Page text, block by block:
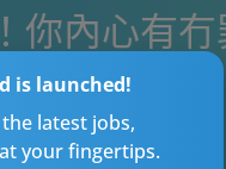
is launched!
latest jobs,
your fingertips.
你內心有